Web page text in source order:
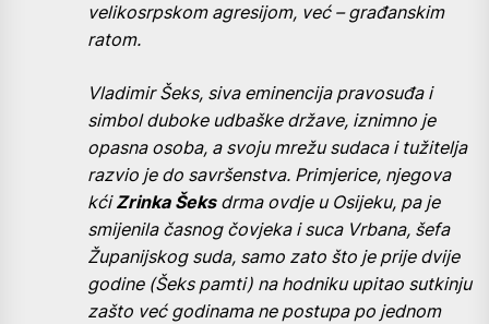
velikosrpskom agresijom, već – građanskim
ratom.
Vladimir Šeks, siva eminencija pravosuđa i
simbol duboke udbaške države, iznimno je
opasna osoba, a svoju mrežu sudaca i tužitelja
razvio je do savršenstva. Primjerice, njegova
kćiZrinka Šeksdrma ovdje u Osijeku, pa je
smijenila časnog čovjeka i suca Vrbana, šefa
Županijskog suda, samo zato što je prije dvije
godine (Šeks pamti) na hodniku upitao sutkinju
zašto već godinama ne postupa po jednom